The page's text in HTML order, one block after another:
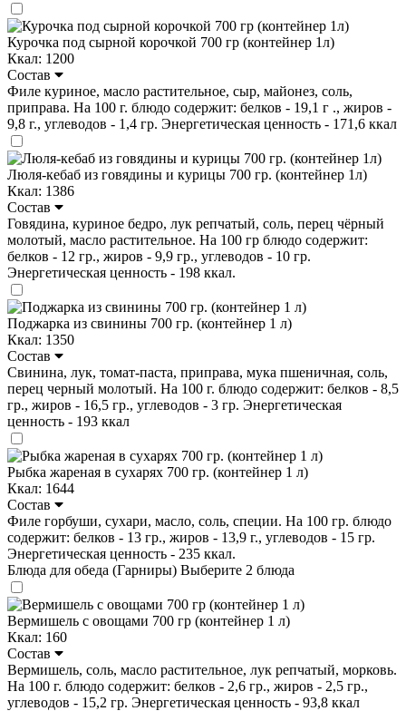
Курочка под сырной корочкой 700 гр (контейнер 1л)
Ккал: 1200
Состав
Филе куриное, масло растительное, сыр, майонез, соль,
приправа. На 100 г. блюдо содержит: белков - 19,1 г ., жиров -
9,8 г., углеводов - 1,4 гр. Энергетическая ценность - 171,6 ккал
Люля-кебаб из говядины и курицы 700 гр. (контейнер 1л)
Ккал: 1386
Состав
Говядина, куриное бедро, лук репчатый, соль, перец чёрный
молотый, масло растительное. На 100 гр блюдо содержит:
белков - 12 гр., жиров - 9,9 гр., углеводов - 10 гр.
Энергетическая ценность - 198 ккал.
Поджарка из свинины 700 гр. (контейнер 1 л)
Ккал: 1350
Состав
Свинина, лук, томат-паста, приправа, мука пшеничная, соль,
перец черный молотый. На 100 г. блюдо содержит: белков - 8,5
гр., жиров - 16,5 гр., углеводов - 3 гр. Энергетическая
ценность - 193 ккал
Рыбка жареная в сухарях 700 гр. (контейнер 1 л)
Ккал: 1644
Состав
Филе горбуши, сухари, масло, соль, специи. На 100 гр. блюдо
содержит: белков - 13 гр., жиров - 13,9 г., углеводов - 15 гр.
Энергетическая ценность - 235 ккал.
Блюда для обеда (Гарниры) Выберите 2 блюда
Вермишель с овощами 700 гр (контейнер 1 л)
Ккал: 160
Состав
Вермишель, соль, масло растительное, лук репчатый, морковь.
На 100 г. блюдо содержит: белков - 2,6 гр., жиров - 2,5 гр.,
углеводов - 15,2 гр. Энергетическая ценность - 93,8 ккал